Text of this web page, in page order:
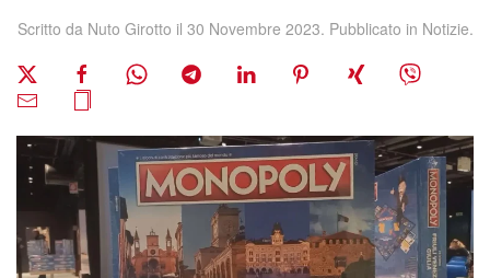
Scritto da Nuto Girotto il 30 Novembre 2023. Pubblicato in Notizie.